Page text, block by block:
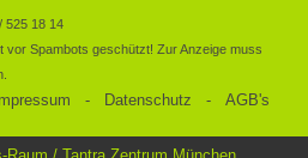
525 18 14
vor Spambots geschützt! Zur Anzeige muss
Impressum - Datenschutz - AGB's